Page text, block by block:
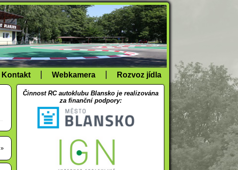
Kontakt Webkamera Rozvoz jídla
»
Činnost RC autoklubu Blansko je realizována
za finanční podpory: